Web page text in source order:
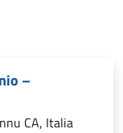
–
CA, Italia